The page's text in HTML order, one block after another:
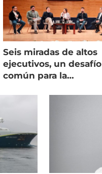
Seis miradas de altos
ejecutivos, un desafío
común para la